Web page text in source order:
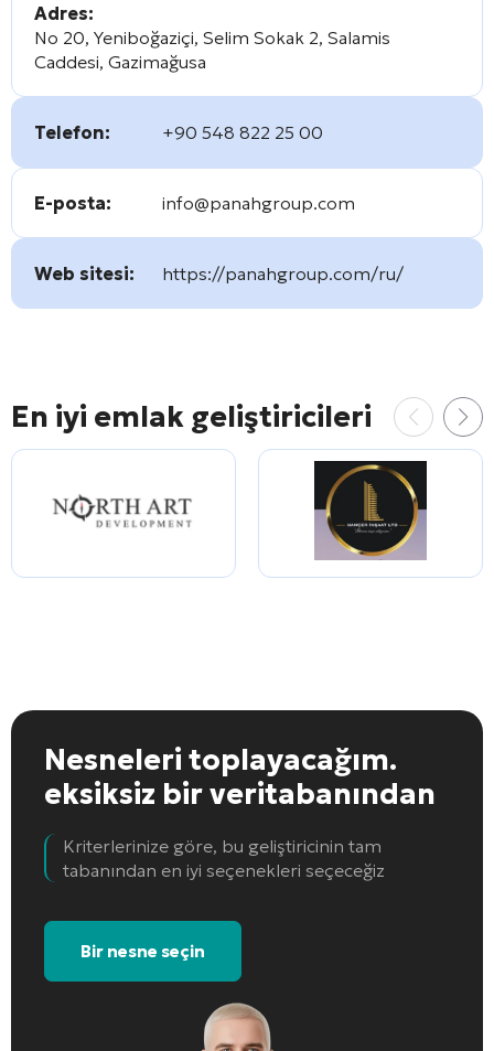
Adres:
No 20, Yeniboğaziçi, Selim Sokak 2, Salamis
Caddesi, Gazimağusa
Telefon: +90 548 822 25 00
E-posta: info@panahgroup.com
Web sitesi: https://panahgroup.com/ru/
En iyi emlak geliştiricileri
Nesneleri toplayacağım.
eksiksiz bir veritabanından
Kriterlerinize göre, bu geliştiricinin tam
tabanından en iyi seçenekleri seçeceğiz
Bir nesne seçin